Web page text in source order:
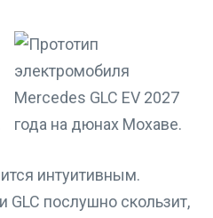
интуитивным.
послушно скользит,